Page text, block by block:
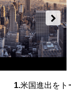
米国進出をト